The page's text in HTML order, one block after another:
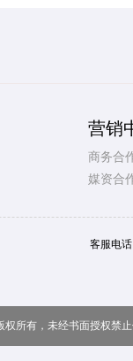
营销
商务合
媒资合
客服电
权所有，未经书面授权